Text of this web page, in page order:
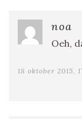
noa
Oeh,
18 oktober 2015,